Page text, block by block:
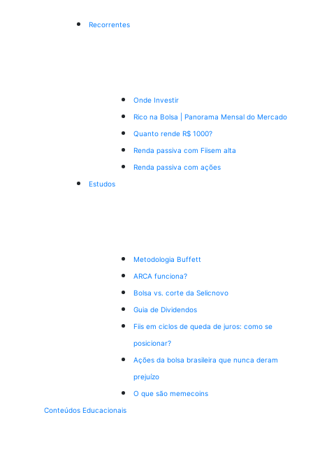
Recorrentes
Onde Investir
Rico na Bolsa | Panorama Mensal do Mercado
Quanto rende R$ 1000?
Renda passiva com Fiisem alta
Renda passiva com ações
Estudos
Metodologia Buffett
ARCA funciona?
Bolsa vs. corte da Selicnovo
Guia de Dividendos
Fiis em ciclos de queda de juros: como se
posicionar?
Ações da bolsa brasileira que nunca deram
prejuízo
O que são memecoins
Conteúdos Educacionais